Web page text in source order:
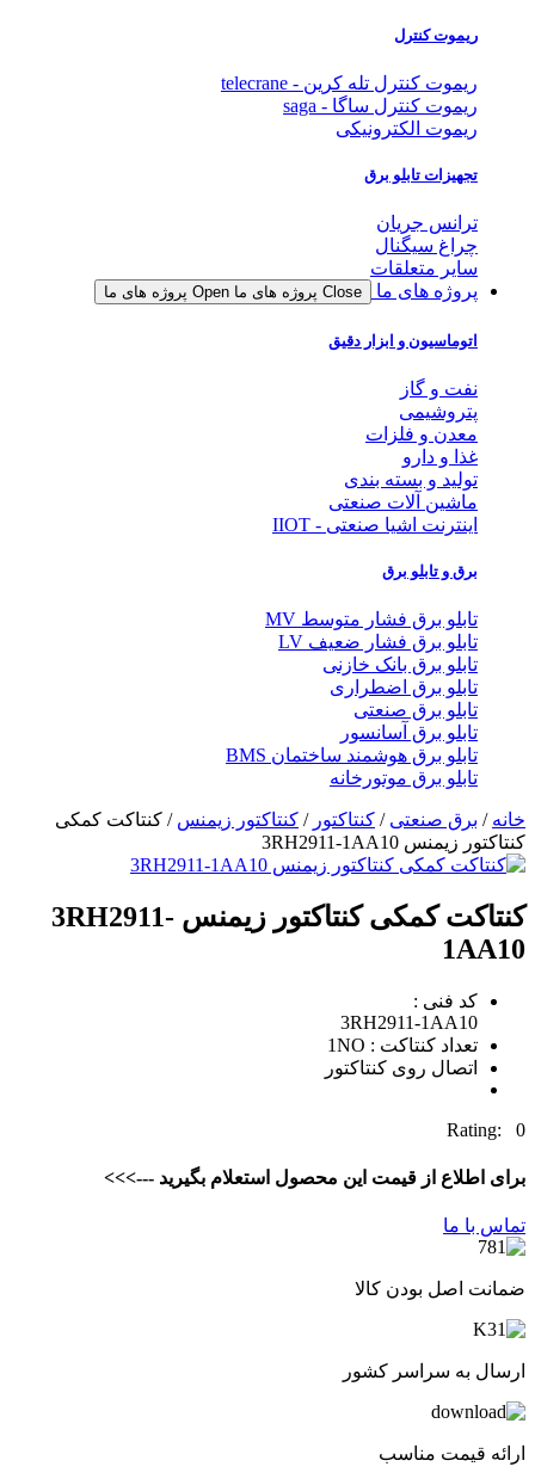
ریموت کنترل
ریموت کنترل تله کرین - telecrane
ریموت کنترل ساگا - saga
ریموت الکترونیکی
تجهیزات تابلو برق
ترانس جریان
چراغ سیگنال
سایر متعلقات
پروژه های ما
Close پروژه های ما Open پروژه های ما
اتوماسیون و ابزار دقیق
نفت و گاز
پتروشیمی
معدن و فلزات
غذا و دارو
تولید و بسته بندی
ماشین آلات صنعتی
اینترنت اشیا صنعتی - IIOT
برق و تابلو برق
تابلو برق فشار متوسط MV
تابلو برق فشار ضعیف LV
تابلو برق بانک خازنی
تابلو برق اضطراری
تابلو برق صنعتی
تابلو برق آسانسور
تابلو برق هوشمند ساختمان BMS
تابلو برق موتورخانه
خانه / برق صنعتی / کنتاکتور / کنتاکتور زیمنس / کنتاکت کمکی
کنتاکتور زیمنس 3RH2911-1AA10
کنتاکت کمکی کنتاکتور زیمنس 3RH2911-
1AA10
کد فنی :
3RH2911-1AA10
تعداد کنتاکت : 1NO
اتصال روی کنتاکتور
Rating: 0
برای اطلاع از قیمت این محصول استعلام بگیرید --->>>
تماس با ما
ضمانت اصل بودن کالا
ارسال به سراسر کشور
ارائه قیمت مناسب